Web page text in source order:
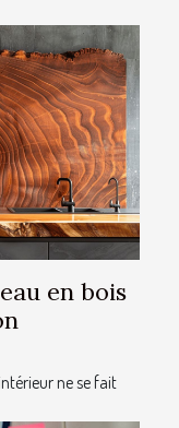
en bois
ne se fait